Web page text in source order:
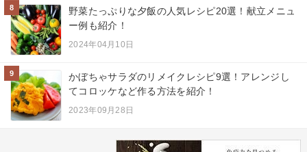
8
野菜たっぷりな夕飯の人気レシピ20選！献立メニュ
ー例も紹介！
2024年04月10日
9
かぼちゃサラダのリメイクレシピ9選！アレンジし
てコロッケなど作る方法を紹介！
2023年09月28日